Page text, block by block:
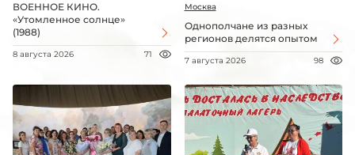
ВОЕННОЕ КИНО.
«Утомленное солнце»
(1988)
8 августа 2026 71
Москва
Однополчане из разных
регионов делятся опытом
7 августа 2026 98